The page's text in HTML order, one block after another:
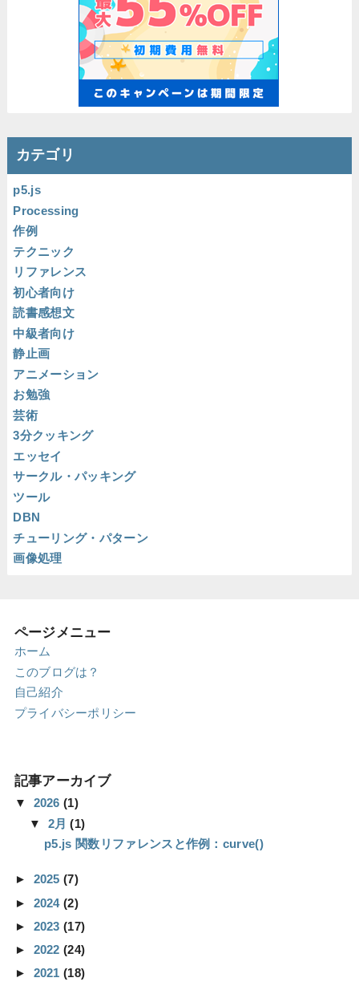
カテゴリ
p5.js
Processing
作例
テクニック
リファレンス
初心者向け
読書感想文
中級者向け
静止画
アニメーション
お勉強
芸術
3分クッキング
エッセイ
サークル・パッキング
ツール
DBN
チューリング・パターン
画像処理
ページメニュー
ホーム
このブログは？
自己紹介
プライバシーポリシー
記事アーカイブ
▼ 2026(1)
▼ 2月(1)
p5.js 関数リファレンスと作例：curve()
► 2025(7)
► 2024(2)
► 2023(17)
► 2022(24)
► 2021(18)